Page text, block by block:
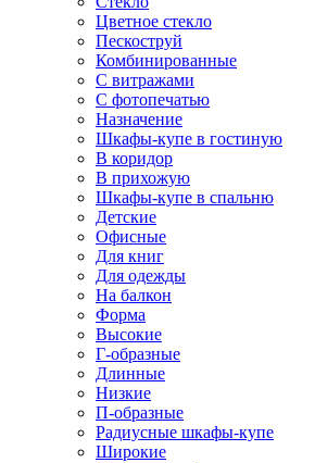
Цветное стекло
Пескоструй
Комбинированные
С витражами
С фотопечатью
Назначение
Шкафы-купе в гостиную
В коридор
В прихожую
Шкафы-купе в спальню
Детские
Офисные
Для книг
Для одежды
На балкон
Форма
Высокие
Г-образные
Длинные
Низкие
П-образные
Радиусные шкафы-купе
Широкие